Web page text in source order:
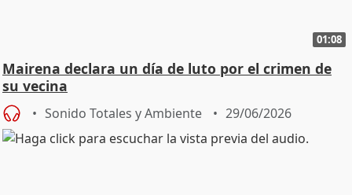
01:08
Mairena declara un día de luto por el crimen de
su vecina
Sonido Totales y Ambiente 29/06/2026